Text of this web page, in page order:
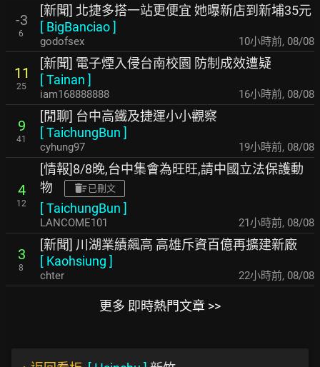
-3
6
[新聞] 北捷多搭一站更便宜 她曝新店到新埔35元
[ BigBanciao]
godofsex 10小時前, 08/08
11
25
[新聞] 電子煙入侵台南校園 防制成效遭疑
[Tainan ]
iam168888888 16小時前, 08/08
9
41
[閒聊] 台中高鐵及捷運小小觀察
[TaichungBun ]
cyhung97 19小時前, 08/08
4
12
[情報]8/8晚,台中集會為旺旺,請中國立法保護動
物
已刪文
[TaichungBun ]
LANCOME101 21小時前, 08/08
3
8
[新聞] 川湖業績飆高 高雄斥資百億再擴建新廠
[ Kaohsiung ]
chter 22小時前, 08/08
更多 即時熱門文章 >>